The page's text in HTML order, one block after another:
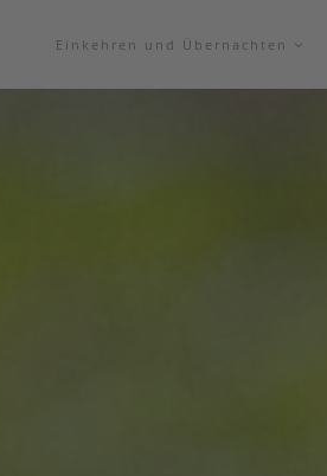
Einkehren und Übernachten